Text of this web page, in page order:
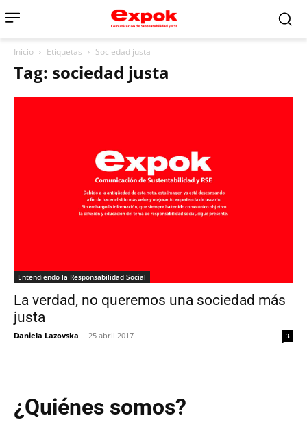
Inicio Etiquetas Sociedad justa
Tag: sociedad justa
Entendiendo la Responsabilidad Social
La verdad, no queremos una sociedad más
justa
Daniela Lazovska - 25 abril 2017 3
¿Quiénes somos?